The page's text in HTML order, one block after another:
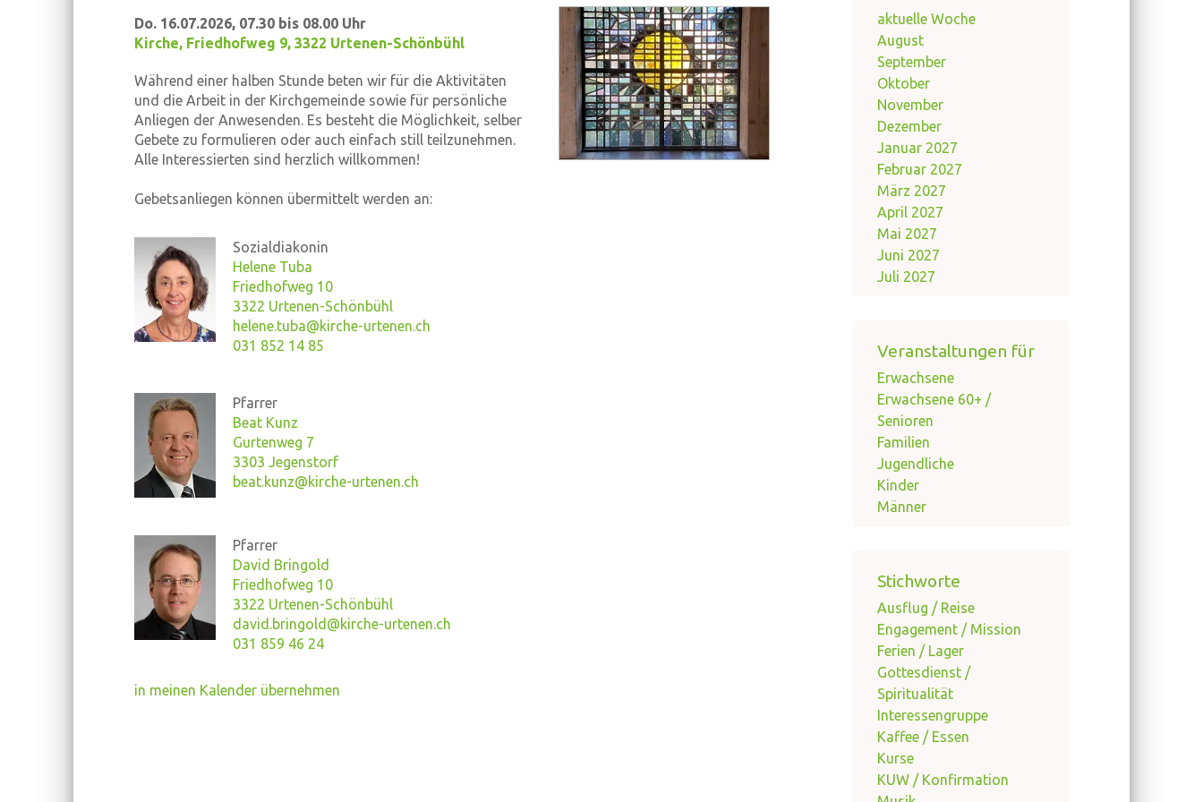
aktuelle Woche
August
September
Oktober
November
Dezember
Januar 2027
Februar 2027
März 2027
April 2027
Mai 2027
Juni 2027
Juli 2027
Veranstaltungen für
Erwachsene
Erwachsene 60+ /
Senioren
Familien
Jugendliche
Kinder
Männer
Stichworte
Ausflug / Reise
Engagement / Mission
Ferien / Lager
Gottesdienst /
Spiritualität
Interessengruppe
Kaffee / Essen
Kurse
KUW / Konfirmation
Do. 16.07.2026, 07.30 bis 08.00 Uhr
Kirche, Friedhofweg 9, 3322 Urtenen-Schönbühl
Während einer halben Stunde beten wir für die Aktivitäten
und die Arbeit in der Kirchgemeinde sowie für persönliche
Anliegen der Anwesenden. Es besteht die Möglichkeit, selber
Gebete zu formulieren oder auch einfach still teilzunehmen.
Alle Interessierten sind herzlich willkommen!
Gebetsanliegen können übermittelt werden an:
Sozialdiakonin
Helene Tuba
Friedhofweg 10
3322 Urtenen-Schönbühl
helene.tuba@kirche-urtenen.ch
031 852 14 85
Pfarrer
Beat Kunz
Gurtenweg 7
3303 Jegenstorf
beat.kunz@kirche-urtenen.ch
Pfarrer
David Bringold
Friedhofweg 10
3322 Urtenen-Schönbühl
david.bringold@kirche-urtenen.ch
031 859 46 24
in meinen Kalender übernehmen